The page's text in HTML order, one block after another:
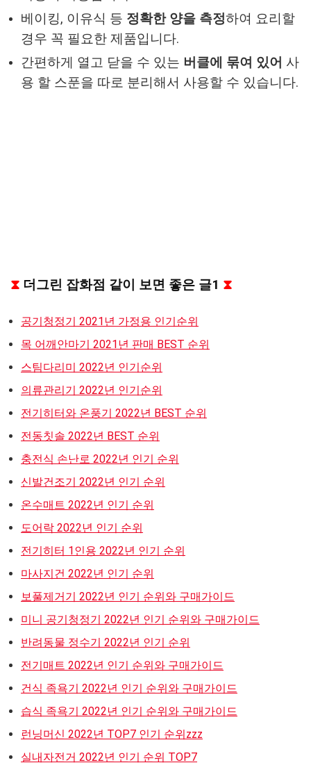
베이킹, 이유식 등 정확한 양을 측정하여 요리할
경우 꼭 필요한 제품입니다.
간편하게 열고 닫을 수 있는 버클에 묶여 있어 사
용 할 스푼을 따로 분리해서 사용할 수 있습니다.
⧗ 더그린 잡화점 같이 보면 좋은 글1 ⧗
공기청정기 2021년 가정용 인기순위
목 어깨안마기 2021년 판매 BEST 순위
스팀다리미 2022년 인기순위
의류관리기 2022년 인기순위
전기히터와 온풍기 2022년 BEST 순위
전동칫솔 2022년 BEST 순위
충전식 손난로 2022년 인기 순위
신발건조기 2022년 인기 순위
온수매트 2022년 인기 순위
도어락 2022년 인기 순위
전기히터 1인용 2022년 인기 순위
마사지건 2022년 인기 순위
보풀제거기 2022년 인기 순위와 구매가이드
미니 공기청정기 2022년 인기 순위와 구매가이드
반려동물 정수기 2022년 인기 순위
전기매트 2022년 인기 순위와 구매가이드
건식 족욕기 2022년 인기 순위와 구매가이드
습식 족욕기 2022년 인기 순위와 구매가이드
런닝머신 2022년 TOP7 인기 순위zzz
실내자전거 2022년 인기 순위 TOP7